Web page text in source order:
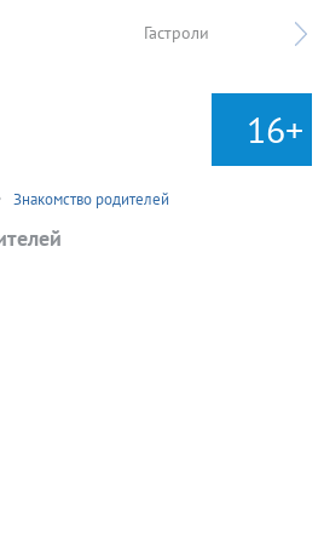
Гастроли
16+
Знакомство родителей